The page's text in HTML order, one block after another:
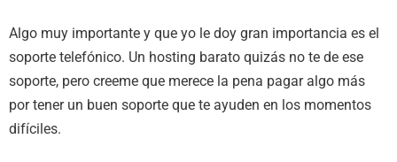
Algo muy importante y que yo le doy gran importancia es el
soporte telefónico. Un hosting barato quizás no te de ese
soporte, pero creeme que merece la pena pagar algo más
por tener un buen soporte que te ayuden en los momentos
difíciles.